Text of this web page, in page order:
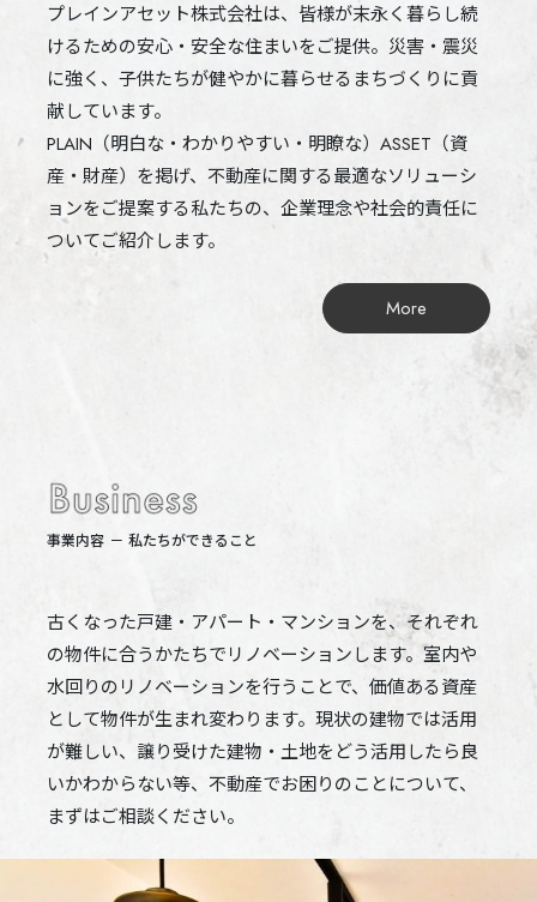
プレインアセット株式会社は、皆様が末永く暮らし続
けるための安心・安全な住まいをご提供。災害・震災
に強く、子供たちが健やかに暮らせるまちづくりに貢
献しています。
PLAIN（明白な・わかりやすい・明瞭な）ASSET（資
産・財産）を掲げ、不動産に関する最適なソリューシ
ョンをご提案する私たちの、企業理念や社会的責任に
ついてご紹介します。
More
事業内容 － 私たちができること
古くなった戸建・アパート・マンションを、それぞれ
の物件に合うかたちでリノベーションします。室内や
水回りのリノベーションを行うことで、価値ある資産
として物件が生まれ変わります。現状の建物では活用
が難しい、譲り受けた建物・土地をどう活用したら良
いかわからない等、不動産でお困りのことについて、
まずはご相談ください。